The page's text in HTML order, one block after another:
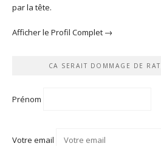
par la tête.
Afficher le Profil Complet →
CA SERAIT DOMMAGE DE
Prénom
Votre email